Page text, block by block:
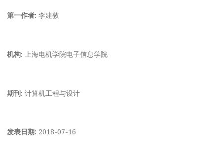
第一作者: 李建敦
机构: 上海电机学院电子信息学院
期刊: 计算机工程与设计
发表日期: 2018-07-16